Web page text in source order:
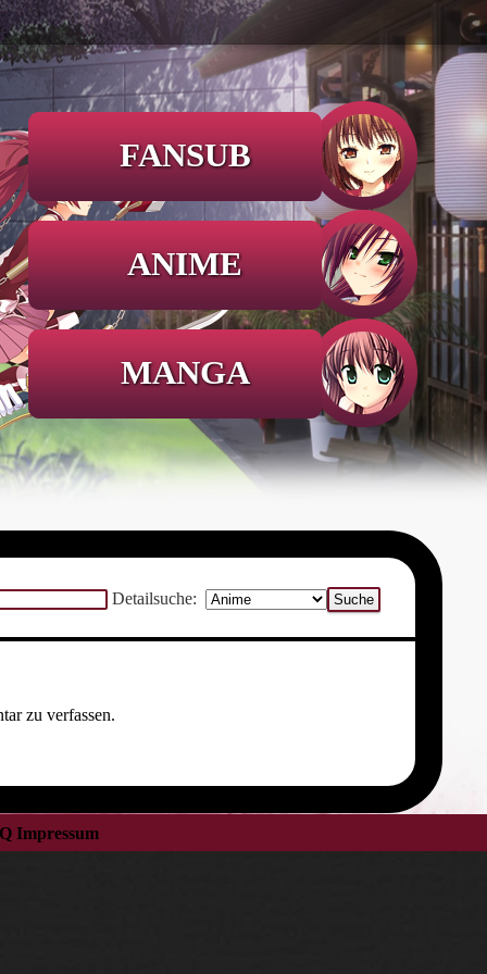
FANSUB
ANIME
MANGA
Detailsuche:
zu verfassen.
Impressum